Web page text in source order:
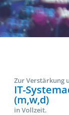
Zur Verstärkung
IT-
(m,w,d)
in Vollzeit.